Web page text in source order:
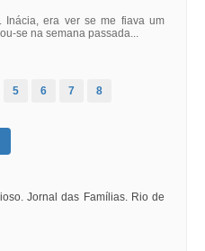
era ver se me fiava um
se na semana passada...
5 6 7 8
Jornal das Famílias. Rio de